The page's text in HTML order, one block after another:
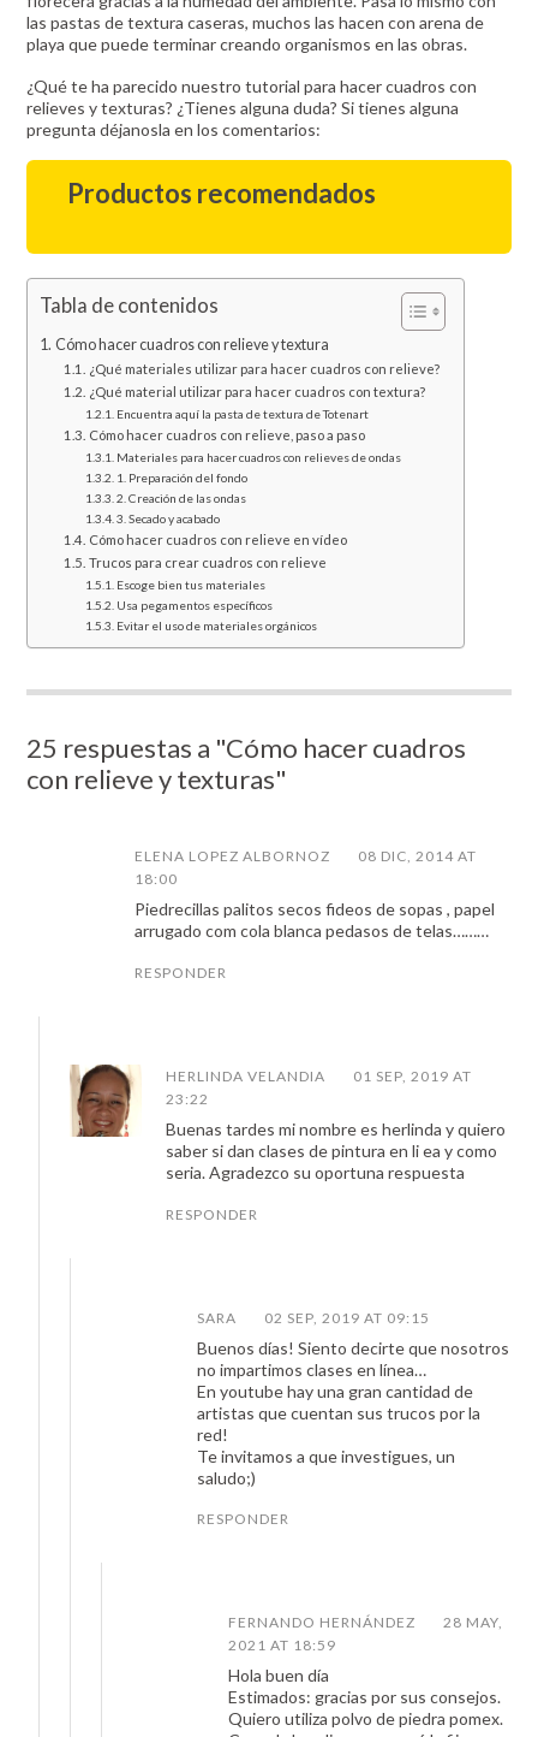
las pastas de textura caseras, muchos las hacen con arena de
playa que puede terminar creando organismos en las obras.
¿Qué te ha parecido nuestro tutorial para hacer cuadros con
relieves y texturas? ¿Tienes alguna duda? Si tienes alguna
pregunta déjanosla en los comentarios:
Productos recomendados
Tabla de contenidos
Cómo hacer cuadros con relieve y textura
¿Qué materiales utilizar para hacer cuadros con relieve?
¿Qué material utilizar para hacer cuadros con textura?
Encuentra aquí la pasta de textura de Totenart
Cómo hacer cuadros con relieve, paso a paso
Materiales para hacer cuadros con relieves de ondas
1. Preparación del fondo
2. Creación de las ondas
3. Secado y acabado
Cómo hacer cuadros con relieve en vídeo
Trucos para crear cuadros con relieve
Escoge bien tus materiales
Usa pegamentos específicos
Evitar el uso de materiales orgánicos
25 respuestas a "Cómo hacer cuadros
con relieve y texturas"
ELENA LOPEZ ALBORNOZ
08 DIC, 2014 AT
18:00
Piedrecillas palitos secos fideos de sopas , papel
arrugado com cola blanca pedasos de telas………
RESPONDER
HERLINDA VELANDIA
01 SEP, 2019 AT
23:22
Buenas tardes mi nombre es herlinda y quiero
saber si dan clases de pintura en li ea y como
seria. Agradezco su oportuna respuesta
RESPONDER
SARA 02 SEP, 2019 AT 09:15
Buenos días! Siento decirte que nosotros
no impartimos clases en línea…
En youtube hay una gran cantidad de
artistas que cuentan sus trucos por la
red!
Te invitamos a que investigues, un
saludo;)
RESPONDER
FERNANDO HERNÁNDEZ
28 MAY,
2021 AT 18:59
Hola buen día
Estimados: gracias por sus consejos.
Quiero utiliza polvo de piedra pomex.